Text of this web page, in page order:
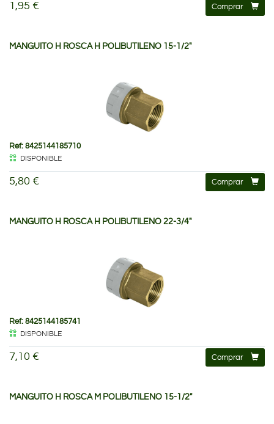
1,95 € Comprar
MANGUITO H ROSCA H POLIBUTILENO 15-1/2"
Ref: 8425144185710
DISPONIBLE
5,80 € Comprar
MANGUITO H ROSCA H POLIBUTILENO 22-3/4"
Ref: 8425144185741
DISPONIBLE
7,10 € Comprar
MANGUITO H ROSCA M POLIBUTILENO 15-1/2"